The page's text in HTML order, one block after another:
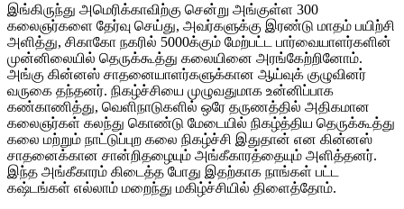
இங்கிருந்து அமெரிக்காவிற்கு சென்று அங்குள்ள 300
கலைஞர்களை தேர்வு செய்து, அவர்களுக்கு இரண்டு மாதம் பயிற்சி
அளித்து, சிகாகோ நகரில் 5000க்கும் மேற்பட்ட பார்வையாளர்களின்
முன்னிலையில் தெருக்கூத்து கலையினை அரங்கேற்றினோம்.
அங்கு கின்னஸ் சாதனையாளர்களுக்கான ஆய்வுக் குழுவினர்
வருகை தந்தனர். நிகழ்ச்சியை முழுவதுமாக உன்னிப்பாக
கண்காணித்து, வெளிநாடுகளில் ஒரே தருணத்தில் அதிகமான
கலைஞர்கள் கலந்து கொண்டு மேடையில் நிகழ்த்திய தெருக்கூத்து
கலை மற்றும் நாட்டுப்புற கலை நிகழ்ச்சி இதுதான் என கின்னஸ்
சாதனைக்கான சான்றிதழையும் அங்கீகாரத்தையும் அளித்தனர்.
இந்த அங்கீகாரம் கிடைத்த போது இதற்காக நாங்கள் பட்ட
கஷ்டங்கள் எல்லாம் மறைந்து மகிழ்ச்சியில் திளைத்தோம்.